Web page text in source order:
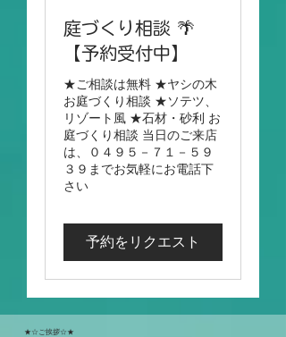
庭づくり相談 🌴
【予約受付中】
★ご相談は無料 ★ヤシの木
お庭づくり相談 ★ソテツ、
リゾート風 ★石材・砂利 お
庭づくり相談 当日のご来店
は、０４９５－７１－５９
３９までお気軽にお電話下
さい
予約をリクエスト
★☆ご挨拶☆★